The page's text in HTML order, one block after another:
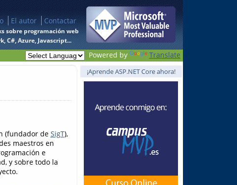
El autor Contactar
sobre programación web
C#, Azure, Javascript...
Powered by Translate
(fundador de SigT),
maestros en
e
y sobre todo la
¡Aprende ASP.NET Core ahora!